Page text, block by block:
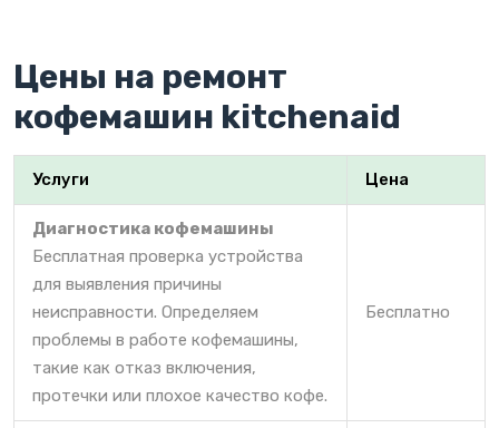
Цены на ремонт
кофемашин kitchenaid
Услуги Цена
Диагностика кофемашины
Бесплатная проверка устройства
для выявления причины
неисправности. Определяем
проблемы в работе кофемашины,
такие как отказ включения,
протечки или плохое качество кофе.
Бесплатно